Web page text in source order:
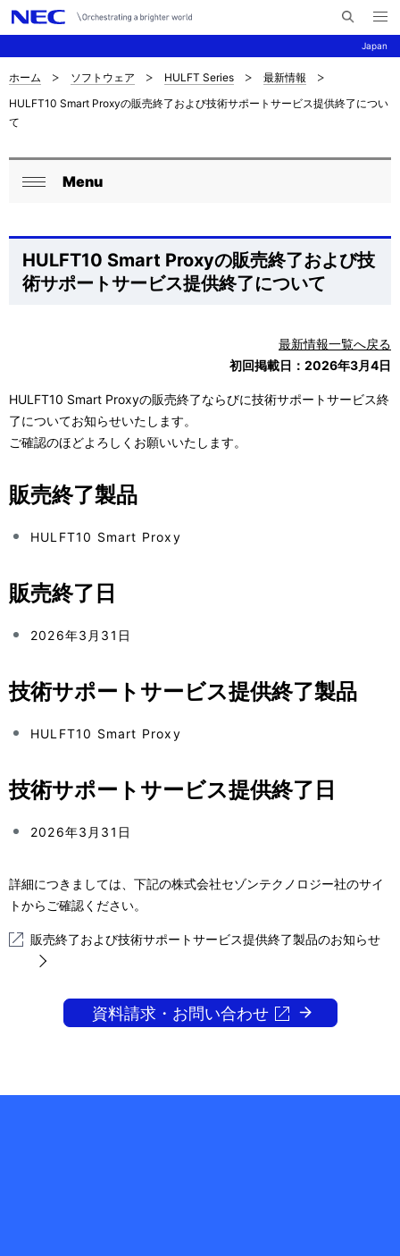
Japan
イ
検
メ
ニ
ュ
く
ナ
ビ
サ
イ
内
現
在
表
示
し
て
い
ま
す
。
ホーム ソフトウェア HULFT Series
最新情報
HULFT10 Smart Proxyの販売終了および技術サポートサービス提供終了につい
て
ロ
カ
ル
ー
シ
ョ
Menu
HULFT10 Smart Proxyの販売終了および技
術サポートサービス提供終了について
最新情報一覧へ戻る
初回掲載日：2026年3月4日
HULFT10 Smart Proxyの販売終了ならびに技術サポートサービス終
了についてお知らせいたします。
ご確認のほどよろしくお願いいたします。
販売終了製品
HULFT10 Smart Proxy
販売終了日
2026年3月31日
技術サポートサービス提供終了製品
HULFT10 Smart Proxy
技術サポートサービス提供終了日
2026年3月31日
詳細につきましては、下記の株式会社セゾンテクノロジー社のサイ
トからご確認ください。
販売終了および技術サポートサービス提供終了製品のお知らせ
資料請求・お問い合わせ